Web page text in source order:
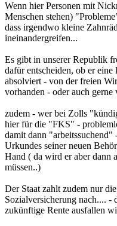
Wenn hier Personen mit
Menschen stehen)
dass irgendwo kleine
ineinandergreifen...
Es gibt in unserer Republik
dafür entscheiden, ob er
absolviert - von der freien
vorhanden - oder auch
zudem - wer bei Zolls
hier für die "FKS" -
damit dann "arbeitssuchend"
Urkundes seiner neuen
Hand ( da wird er aber dann
müssen..)
Der Staat zahlt zudem nur
Sozialversicherung nach.... -
zukünftige Rente ausfallen